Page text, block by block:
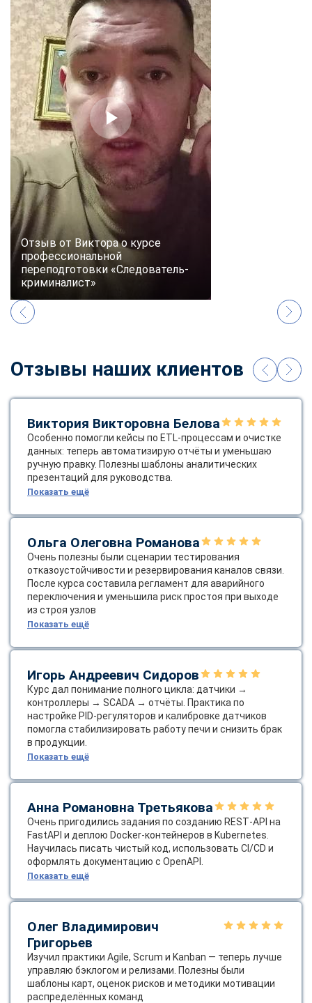
Отзыв от Виктора о курсе
профессиональной
переподготовки «Следователь-
криминалист»
Отзывы наших клиентов
Виктория Викторовна Белова
Особенно помогли кейсы по ETL‑процессам и очистке
данных: теперь автоматизирую отчёты и уменьшаю
ручную правку. Полезны шаблоны аналитических
презентаций для руководства.
Показать ещё
Ольга Олеговна Романова
Очень полезны были сценарии тестирования
отказоустойчивости и резервирования каналов связи.
После курса составила регламент для аварийного
переключения и уменьшила риск простоя при выходе
из строя узлов
Показать ещё
Игорь Андреевич Сидоров
Курс дал понимание полного цикла: датчики →
контроллеры → SCADA → отчёты. Практика по
настройке PID‑регуляторов и калибровке датчиков
помогла стабилизировать работу печи и снизить брак
в продукции.
Показать ещё
Анна Романовна Третьякова
Очень пригодились задания по созданию REST‑API на
FastAPI и деплою Docker‑контейнеров в Kubernetes.
Научилась писать чистый код, использовать CI/CD и
оформлять документацию с OpenAPI.
Показать ещё
Олег Владимирович
Григорьев
Изучил практики Agile, Scrum и Kanban — теперь лучше
управляю бэклогом и релизами. Полезны были
шаблоны карт, оценок рисков и методики мотивации
распределённых команд